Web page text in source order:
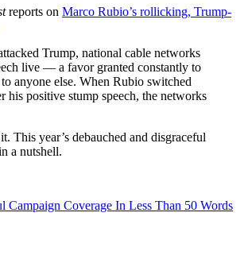
reports on Marco Rubio’s rollicking, Trump-
Trump, national cable networks
live — a favor granted constantly to
anyone else. When Rubio switched
his positive stump speech, the networks
This year’s debauched and disgraceful
a nutshell.
Campaign Coverage In Less Than 50 Words